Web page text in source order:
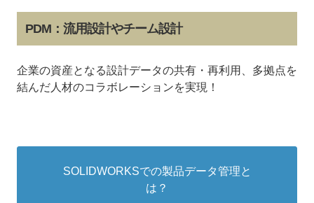
PDM：流用設計やチーム設計
企業の資産となる設計データの共有・再利用、多拠点を
結んだ人材のコラボレーションを実現！
SOLIDWORKSでの製品データ管理と
は？